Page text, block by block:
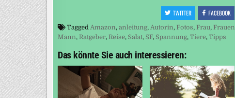
TWITTER FACEBOOK
Tagged Amazon, anleitung, Autorin, Fotos, Frau, Frauen
Mann, Ratgeber, Reise, Salat, SF, Spannung, Tiere, Tipps
Das könnte Sie auch interessieren: